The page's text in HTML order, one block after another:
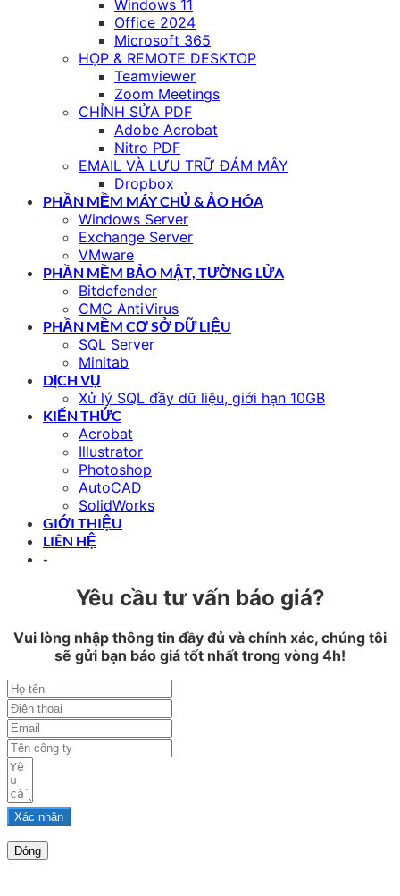
Windows 11
Office 2024
Microsoft 365
HỌP & REMOTE DESKTOP
Teamviewer
Zoom Meetings
CHỈNH SỬA PDF
Adobe Acrobat
Nitro PDF
EMAIL VÀ LƯU TRỮ ĐÁM MÂY
Dropbox
PHẦN MỀM MÁY CHỦ & ẢO HÓA
Windows Server
Exchange Server
VMware
PHẦN MỀM BẢO MẬT, TƯỜNG LỬA
Bitdefender
CMC AntiVirus
PHẦN MỀM CƠ SỞ DỮ LIỆU
SQL Server
Minitab
DỊCH VỤ
Xử lý SQL đầy dữ liệu, giới hạn 10GB
KIẾN THỨC
Acrobat
Illustrator
Photoshop
AutoCAD
SolidWorks
GIỚI THIỆU
LIÊN HỆ
-
Yêu cầu tư vấn báo giá?
Vui lòng nhập thông tin đầy đủ và chính xác, chúng tôi
sẽ gửi bạn báo giá tốt nhất trong vòng 4h!
Xác nhận
Đóng